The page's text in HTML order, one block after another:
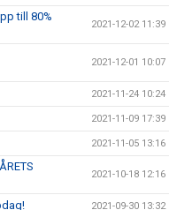
till 80%
2021-12-02 11:39
2021-12-01 10:07
2021-11-24 10:24
2021-11-09 17:39
2021-11-05 13:16
2021-10-18 12:16
2021-09-30 13:32